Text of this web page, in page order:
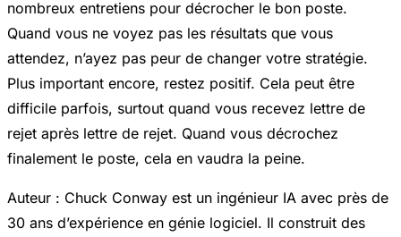
nombreux entretiens pour décrocher le bon poste.
Quand vous ne voyez pas les résultats que vous
attendez, n’ayez pas peur de changer votre stratégie.
Plus important encore, restez positif. Cela peut être
difficile parfois, surtout quand vous recevez lettre de
rejet après lettre de rejet. Quand vous décrochez
finalement le poste, cela en vaudra la peine.
Auteur : Chuck Conway est un ingénieur IA avec près de
30 ans d’expérience en génie logiciel. Il construit des